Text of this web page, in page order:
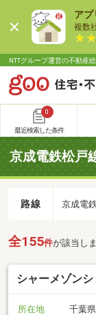
アプ
複数
NTTグループ運営の不動産
0
最近検索した条件
京成電鉄松戸
路線 京成電
全155件が該当し
シャーメゾン
所在地
千葉